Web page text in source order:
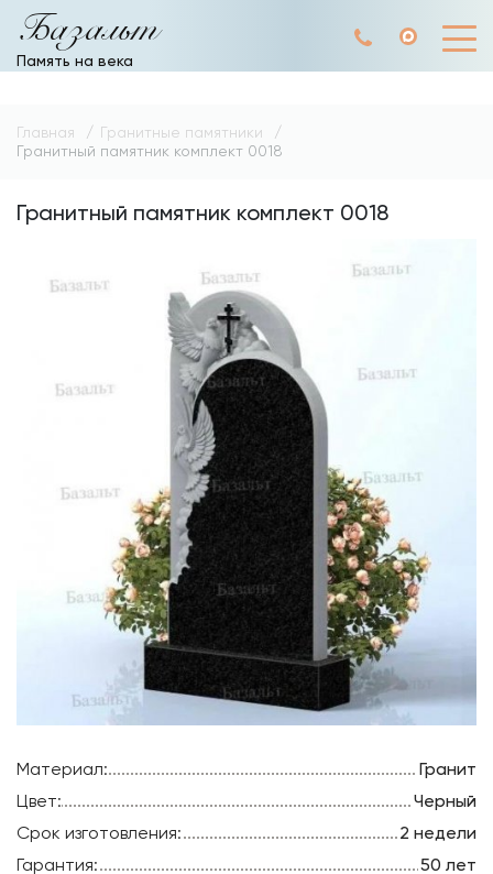
Базальт
Память на века
Главная
Гранитные памятники
Гранитный памятник комплект 0018
Гранитный памятник комплект 0018
Материал:
Гранит
Цвет:
Черный
Срок изготовления:
2 недели
Гарантия:
50 лет